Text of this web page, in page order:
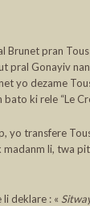
Brunet pran
pral Gonayiv
yo dezame
ki rele “Le
yo transfere
madanm li, twa
deklare : «